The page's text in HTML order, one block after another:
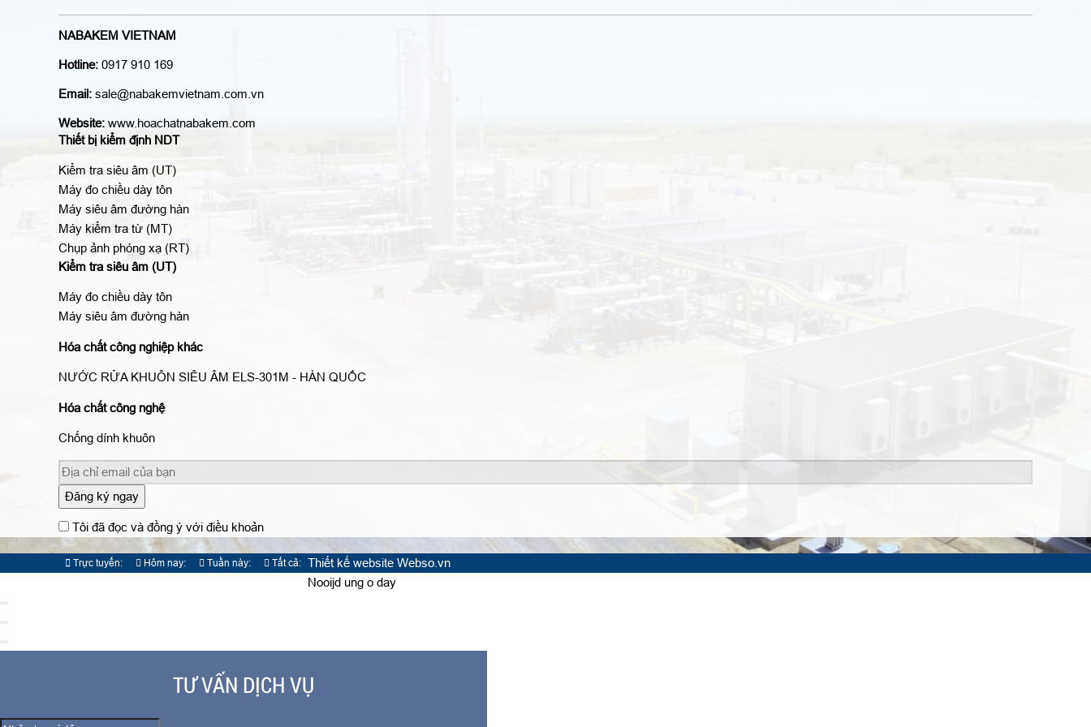
NABAKEM VIETNAM
Hotline: 0917 910 169
Email: sale@nabakemvietnam.com.vn
Website: www.hoachatnabakem.com
Thiết bị kiểm định NDT
Kiểm tra siêu âm (UT)
Máy đo chiều dày tôn
Máy siêu âm đường hàn
Máy kiểm tra từ (MT)
Chụp ảnh phóng xạ (RT)
Kiểm tra siêu âm (UT)
Máy đo chiều dày tôn
Máy siêu âm đường hàn
Hóa chất công nghiệp khác
NƯỚC RỬA KHUÔN SIÊU ÂM ELS-301M - HÀN QUỐC
Hóa chất công nghệ
Chống dính khuôn
Đăng ký ngay
Tôi đã đọc và đồng ý với điều khoản
Trực tuyến:
Hôm nay:
Tuần này:
Tất cả: Thiết kế website Webso.vn
Nooijd ung o day
TƯ VẤN DỊCH VỤ